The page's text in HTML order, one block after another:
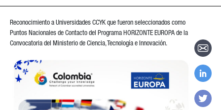
Reconocimiento a Universidades CCYK que fueron seleccionados como
Puntos Nacionales de Contacto del Programa HORIZONTE EUROPA de la
Convocatoria del Ministerio de Ciencia, Tecnología e Innovación.